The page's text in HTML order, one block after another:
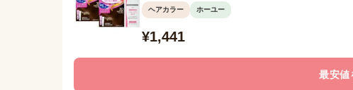
ヘアカラー ホーユー
¥1,441
最安値